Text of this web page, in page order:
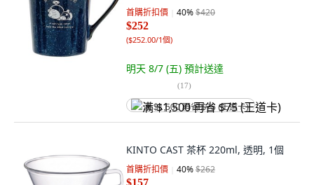
首購折扣價 40%$420
$252
($252.00/1個)
明天 8/7 (五) 預計送達
(17)
满 $1,500 再省 $75 (王道卡)
KINTO CAST 茶杯 220ml, 透明, 1個
首購折扣價 40%$262
$157